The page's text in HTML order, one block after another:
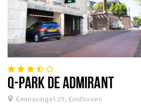
Q-PARK DE ADMIRANT
Emmasingel 29, Eindhoven